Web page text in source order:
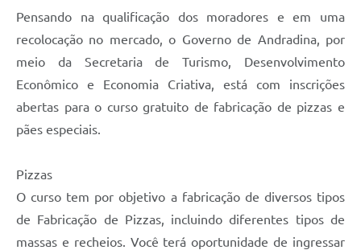
Pensando na qualificação dos moradores e em uma
recolocação no mercado, o Governo de Andradina, por
meio da Secretaria de Turismo, Desenvolvimento
Econômico e Economia Criativa, está com inscrições
abertas para o curso gratuito de fabricação de pizzas e
pães especiais.
Pizzas
O curso tem por objetivo a fabricação de diversos tipos
de Fabricação de Pizzas, incluindo diferentes tipos de
massas e recheios. Você terá oportunidade de ingressar